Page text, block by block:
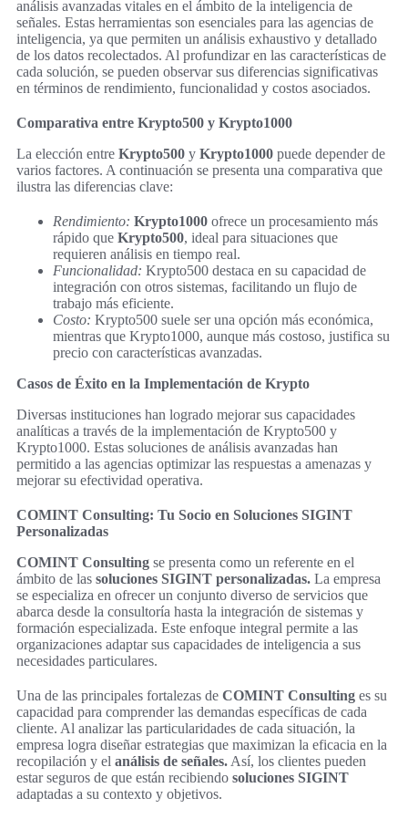
análisis avanzadas vitales en el ámbito de la inteligencia de
señales. Estas herramientas son esenciales para las agencias de
inteligencia, ya que permiten un análisis exhaustivo y detallado
de los datos recolectados. Al profundizar en las características de
cada solución, se pueden observar sus diferencias significativas
en términos de rendimiento, funcionalidad y costos asociados.
Comparativa entre Krypto500 y Krypto1000
La elección entre Krypto500 y Krypto1000 puede depender de
varios factores. A continuación se presenta una comparativa que
ilustra las diferencias clave:
Rendimiento: Krypto1000 ofrece un procesamiento más
rápido que Krypto500, ideal para situaciones que
requieren análisis en tiempo real.
Funcionalidad: Krypto500 destaca en su capacidad de
integración con otros sistemas, facilitando un flujo de
trabajo más eficiente.
Costo: Krypto500 suele ser una opción más económica,
mientras que Krypto1000, aunque más costoso, justifica su
precio con características avanzadas.
Casos de Éxito en la Implementación de Krypto
Diversas instituciones han logrado mejorar sus capacidades
analíticas a través de la implementación de Krypto500 y
Krypto1000. Estas soluciones de análisis avanzadas han
permitido a las agencias optimizar las respuestas a amenazas y
mejorar su efectividad operativa.
COMINT Consulting: Tu Socio en Soluciones SIGINT
Personalizadas
COMINT Consulting se presenta como un referente en el
ámbito de las soluciones SIGINT personalizadas. La empresa
se especializa en ofrecer un conjunto diverso de servicios que
abarca desde la consultoría hasta la integración de sistemas y
formación especializada. Este enfoque integral permite a las
organizaciones adaptar sus capacidades de inteligencia a sus
necesidades particulares.
Una de las principales fortalezas de COMINT Consulting es su
capacidad para comprender las demandas específicas de cada
cliente. Al analizar las particularidades de cada situación, la
empresa logra diseñar estrategias que maximizan la eficacia en la
recopilación y el análisis de señales. Así, los clientes pueden
estar seguros de que están recibiendo soluciones SIGINT
adaptadas a su contexto y objetivos.